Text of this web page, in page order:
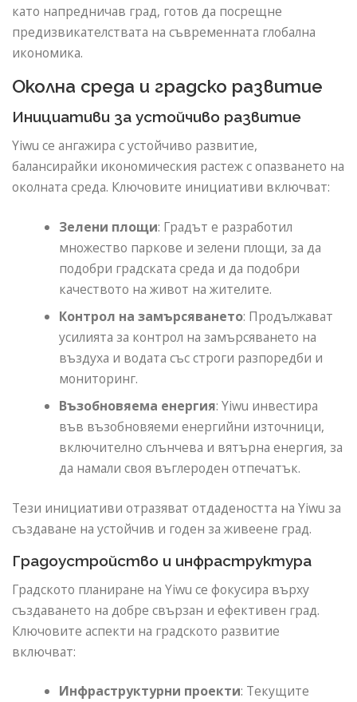
като напредничав град, готов да посрещне
предизвикателствата на съвременната глобална
икономика.
Околна среда и градско развитие
Инициативи за устойчиво развитие
Yiwu се ангажира с устойчиво развитие,
балансирайки икономическия растеж с опазването на
околната среда. Ключовите инициативи включват:
Зелени площи: Градът е разработил
множество паркове и зелени площи, за да
подобри градската среда и да подобри
качеството на живот на жителите.
Контрол на замърсяването: Продължават
усилията за контрол на замърсяването на
въздуха и водата със строги разпоредби и
мониторинг.
Възобновяема енергия: Yiwu инвестира
във възобновяеми енергийни източници,
включително слънчева и вятърна енергия, за
да намали своя въглероден отпечатък.
Тези инициативи отразяват отдадеността на Yiwu за
създаване на устойчив и годен за живеене град.
Градоустройство и инфраструктура
Градското планиране на Yiwu се фокусира върху
създаването на добре свързан и ефективен град.
Ключовите аспекти на градското развитие
включват:
Инфраструктурни проекти: Текущите